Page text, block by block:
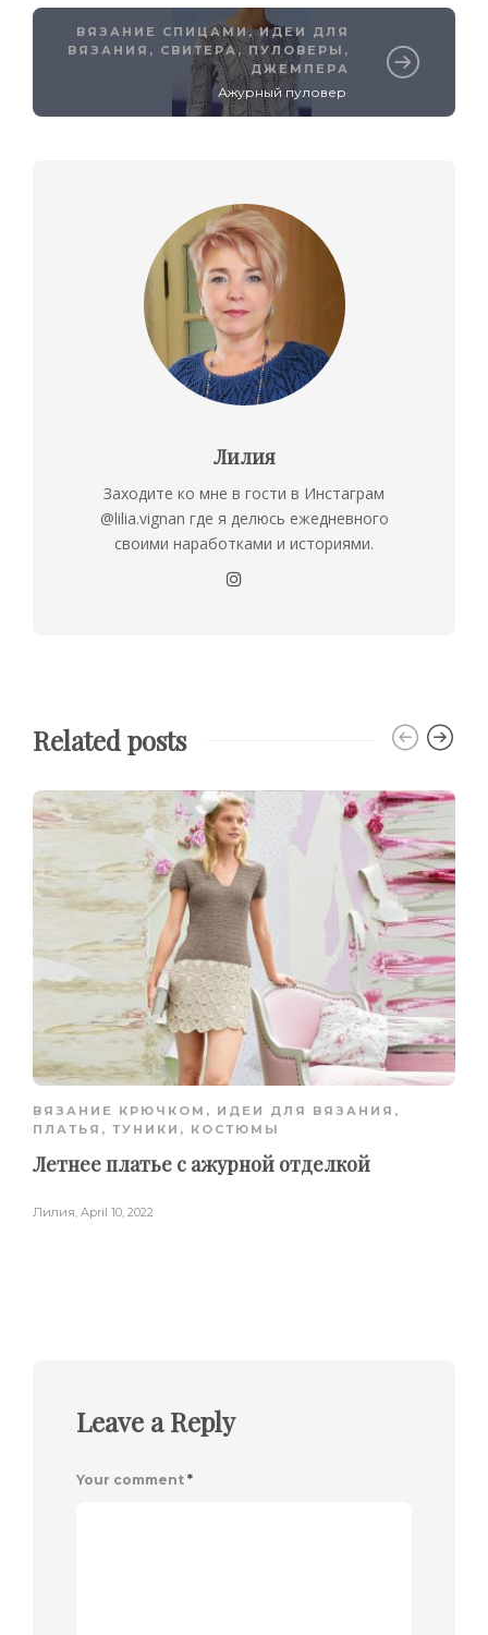
ВЯЗАНИЕ СПИЦАМИ,ИДЕИ ДЛЯ
ВЯЗАНИЯ , СВИТЕРА, ПУЛОВЕРЫ,
ДЖЕМПЕРА
Ажурный пуловер
Лилия
Заходите ко мне в гости в Инстаграм
@lilia.vignan где я делюсь ежедневного
своими наработками и историями.
Related posts
ВЯЗАНИЕ КРЮЧКОМ , ИДЕИ ДЛЯ ВЯЗАНИЯ ,
ПЛАТЬЯ, ТУНИКИ, КОСТЮМЫ
Летнее платье с ажурной отделкой
Лилия, April 10, 2022
Leave a Reply
Your comment *